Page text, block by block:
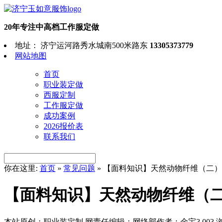
20年专注中高档工作服定做
地址： 济宁运河路秀水城南500米路东 13305373779
网站地图
首页
职业装定做
西服定制
工作服定做
成功案例
2026报价表
联系我们
你在这里: 首页 » 常见问题 » 【面料知识】天然动物纤维（二）
【面料知识】天然动物纤维（二